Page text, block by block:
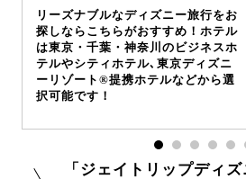
リーズナブルなディズニー旅行をお
探しならこちらがおすすめ！ホテル
は東京・千葉・神奈川のビジネスホ
テルやシティホテル､東京ディズニ
ーリゾート®提携ホテルなどから選
択可能です！
「ジェイトリップディズ